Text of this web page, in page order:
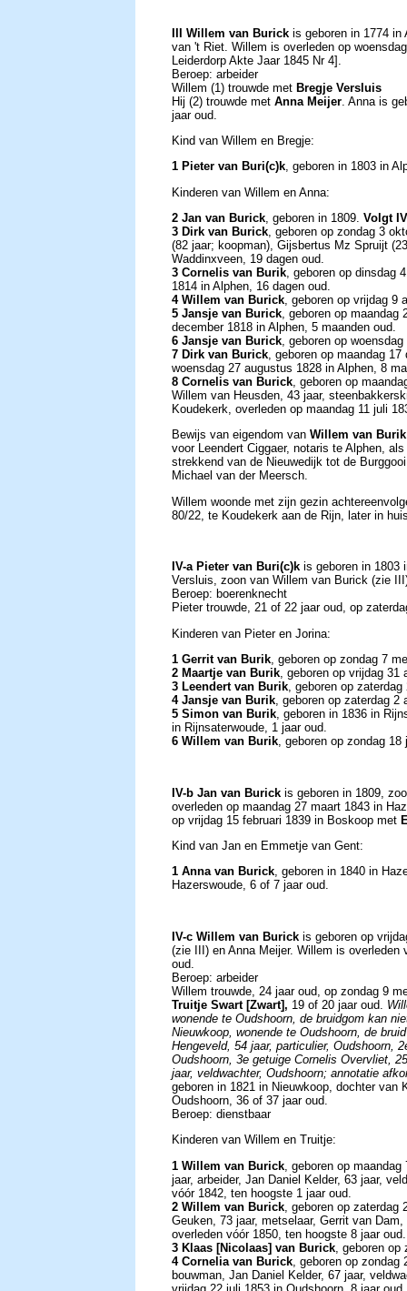
III Willem van Burick is geboren in 1774
van 't Riet. Willem is overleden op
Leiderdorp Akte Jaar 1845 Nr 4].
Beroep: arbeider
Willem (1) trouwde met Bregje Versluis
Hij (2) trouwde met Anna Meijer . Anna is
jaar oud.
Kind van Willem en Bregje:
1 Pieter van Buri(c)k, geboren in 1803 in
Kinderen van Willem en Anna:
2 Jan van Burick , geboren in 1809. Volgt
3 Dirk van Burick , geboren op zondag 3
(82 jaar; koopman), Gijsbertus Mz Spruijt
Waddinxveen, 19 dagen oud.
3 Cornelis van Burik , geboren op dinsdag
1814 in Alphen, 16 dagen oud.
4 Willem van Burick , geboren op vrijdag
5 Jansje van Burick , geboren op
december 1818 in Alphen, 5 maanden oud.
6 Jansje van Burick , geboren op
7 Dirk van Burick , geboren op maandag
woensdag 27 augustus 1828 in Alphen, 8
8 Cornelis van Burick , geboren op
Willem van Heusden, 43 jaar,
Koudekerk, overleden op maandag 11 juli
Bewijs van eigendom van Willem van Burik
voor Leendert Ciggaer, notaris te Alphen,
strekkend van de Nieuwedijk tot de
Michael van der Meersch.
Willem woonde met zijn gezin
80/22, te Koudekerk aan de Rijn, later in
IV-a Pieter van Buri(c)k is geboren in 1803
Versluis, zoon van Willem van Burick (zie
Beroep: boerenknecht
Pieter trouwde, 21 of 22 jaar oud, op
Kinderen van Pieter en Jorina:
1 Gerrit van Burik , geboren op zondag 7
2 Maartje van Burik , geboren op vrijdag
3 Leendert van Burik , geboren op
4 Jansje van Burik , geboren op zaterdag
5 Simon van Burik , geboren in 1836 in
in Rijnsaterwoude, 1 jaar oud.
6 Willem van Burik , geboren op zondag
IV-b Jan van Burick is geboren in 1809,
overleden op maandag 27 maart 1843 in
op vrijdag 15 februari 1839 in Boskoop met
Kind van Jan en Emmetje van Gent:
1 Anna van Burick, geboren in 1840 in
Hazerswoude, 6 of 7 jaar oud.
IV-c Willem van Burick is geboren op
(zie III) en Anna Meijer. Willem is overleden
oud.
Beroep: arbeider
Willem trouwde, 24 jaar oud, op zondag 9
Truitje Swart [Zwart], 19 of 20 jaar oud.
wonende te Oudshoorn, de bruidgom kan
Nieuwkoop, wonende te Oudshoorn, de
Hengeveld, 54 jaar, particulier, Oudshoorn,
Oudshoorn, 3e getuige Cornelis Overvliet,
jaar, veldwachter, Oudshoorn; annotatie
geboren in 1821 in Nieuwkoop, dochter van
Oudshoorn, 36 of 37 jaar oud.
Beroep: dienstbaar
Kinderen van Willem en Truitje:
1 Willem van Burick , geboren op
jaar, arbeider, Jan Daniel Kelder, 63 jaar,
vóór 1842, ten hoogste 1 jaar oud.
2 Willem van Burick , geboren op
Geuken, 73 jaar, metselaar, Gerrit van
overleden vóór 1850, ten hoogste 8 jaar oud.
3 Klaas [Nicolaas] van Burick , geboren
4 Cornelia van Burick , geboren op
bouwman, Jan Daniel Kelder, 67 jaar,